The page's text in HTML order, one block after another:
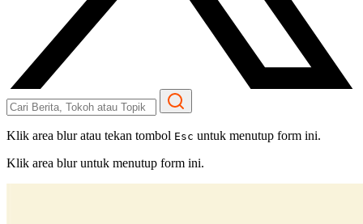
Klik area blur atau tekan tombol Esc untuk menutup form ini.
Klik area blur untuk menutup form ini.